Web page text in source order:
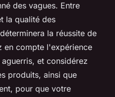
des vagues. Entre
la qualité des
la réussite de
en compte l'expérience
et considérez
produits, ainsi que
pour que votre